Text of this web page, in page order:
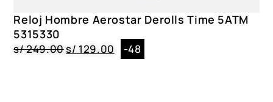
Reloj Hombre Aerostar Derolls Time 5ATM
5315330
s/249.00s/ 129.00 -48